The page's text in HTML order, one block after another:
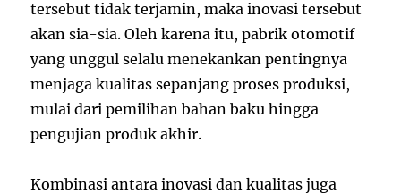
tersebut tidak terjamin, maka inovasi tersebut
akan sia-sia. Oleh karena itu, pabrik otomotif
yang unggul selalu menekankan pentingnya
menjaga kualitas sepanjang proses produksi,
mulai dari pemilihan bahan baku hingga
pengujian produk akhir.
Kombinasi antara inovasi dan kualitas juga